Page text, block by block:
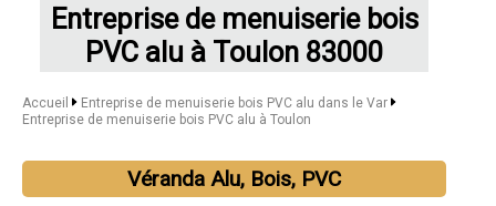
Entreprise de menuiserie bois
PVC alu à Toulon 83000
Accueil
Entreprise de menuiserie bois PVC alu dans le Var
Entreprise de menuiserie bois PVC alu à Toulon
Véranda Alu, Bois, PVC